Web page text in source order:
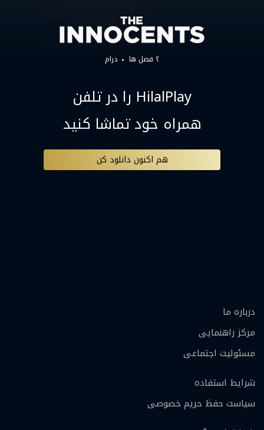
۲ فصل ها درام
HilalPlay را در تلفن
همراه خود تماشا کنید
هم اکنون دانلود کن
درباره ما
مرکز راهنمایی
مسئولیت اجتماعی
شرایط استفاده
سیاست حفظ حریم خصوصی